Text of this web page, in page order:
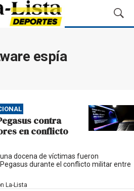
M
o
ú
q
u
a
espía
contra
en conflicto
docena de víctimas fueron
durante el conflicto militar entre
La-Lista